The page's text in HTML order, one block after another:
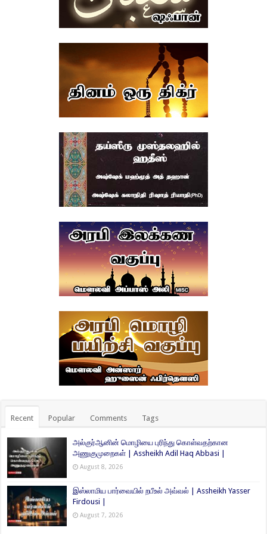
Recent Popular Comments Tags
அல்குர்ஆனின் மொழியை புரிந்து கொள்வதற்கான
அணுகுமுறைகள் | Assheikh Adil Haq Abbasi |
August 8, 2026
இஸ்லாமிய பார்வையில் றபீஉல் அவ்வல் | Assheikh Yasser
Firdousi |
August 7, 2026